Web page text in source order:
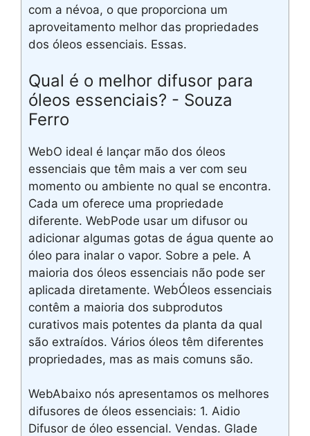
com a névoa, o que proporciona um
aproveitamento melhor das propriedades
dos óleos essenciais. Essas.
Qual é o melhor difusor para
óleos essenciais? - Souza
Ferro
WebO ideal é lançar mão dos óleos
essenciais que têm mais a ver com seu
momento ou ambiente no qual se encontra.
Cada um oferece uma propriedade
diferente. WebPode usar um difusor ou
adicionar algumas gotas de água quente ao
óleo para inalar o vapor. Sobre a pele. A
maioria dos óleos essenciais não pode ser
aplicada diretamente. WebÓleos essenciais
contêm a maioria dos subprodutos
curativos mais potentes da planta da qual
são extraídos. Vários óleos têm diferentes
propriedades, mas as mais comuns são.
WebAbaixo nós apresentamos os melhores
difusores de óleos essenciais: 1. Aidio
Difusor de óleo essencial. Vendas. Glade